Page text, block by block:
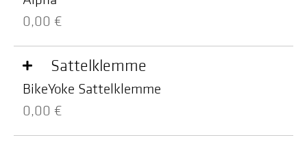
0,00 €
Sattelklemme
BikeYoke Sattelklemme
0,00 €